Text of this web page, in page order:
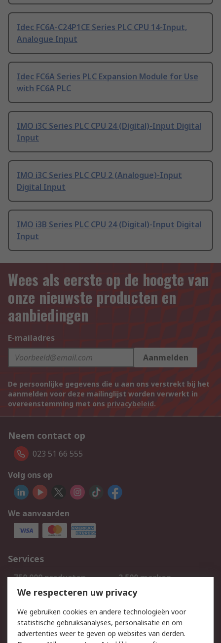
Idec FC6A-C24P1CE Series PLC CPU 14-Input,
Analogue Input
Idec FC6A Series PLC Expansion Module for Use
with FC6A PLC
IMO i3C Series PLC CPU 24 (Digital)-Input Digital
Input
IMO i3C Series PLC CPU 2 (Analogue)-Input
Digital Input
IMO i3B Series PLC CPU 24 (Digital)-Input Digital
Input
Wees als eerste op de hoogte van
onze nieuwste producten en
aanbiedingen
E-mailadres
Aanmelden
De persoonlijke gegevens die u aan ons verstrekt bij het
aanmelden voor deze mailinglijst worden verwerkt in
overeenstemming met ons privacybeleid.
Neem contact op
023 51 66 555
Volg ons op
We aanvaarden
Services
750.000 producten
2.500 merken
Bestellen
Inkoopoplossingen
Track & Trace
We respecteren uw privacy
We gebruiken cookies en andere technologieën voor
statistische gebruiksanalyses, personalisatie en om
advertenties weer te geven op websites van derden.